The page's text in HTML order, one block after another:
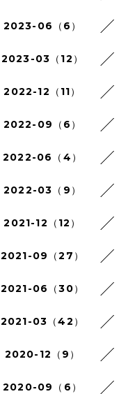
2023-06（6）
2023-03（12）
2022-12（11）
2022-09（6）
2022-06（4）
2022-03（9）
2021-12（12）
2021-09（27）
2021-06（30）
2021-03（42）
2020-12（9）
2020-09（6）